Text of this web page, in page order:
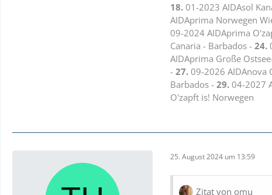
18. 01-2023 AIDAsol
AIDAprima Norwegen
09-2024 AIDAprima
Canaria - Barbados - 24.
AIDAprima Große
- 27. 09-2026 AIDAnova
Barbados - 29. 04-2027
O'zapft is! Norwegen
25. August 2024 um 13:59
Zitat von omu